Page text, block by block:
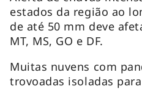
estados da região ao
de até 50 mm deve
MT, MS, GO e DF.
Muitas nuvens com
trovoadas isoladas para